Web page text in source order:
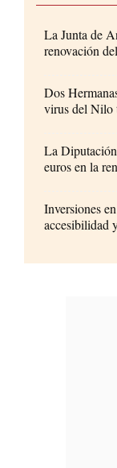
La Junta de
renovación
Dos
virus del Nilo
La
euros en la
Inversiones
accesibilidad